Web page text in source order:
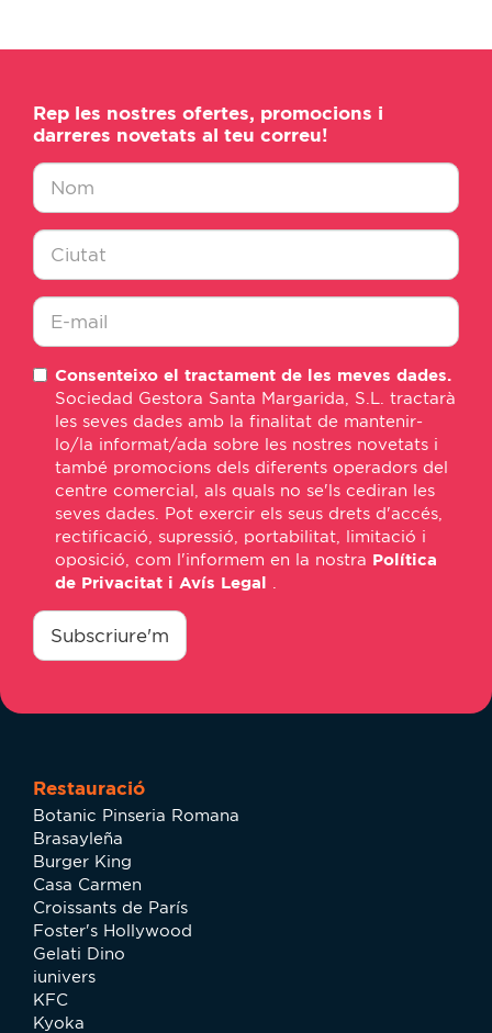
Rep les nostres ofertes, promocions i
darreres novetats al teu correu!
Nombre
Ciudad
mail
Consenteixo el tractament de les meves dades.
Sociedad Gestora Santa Margarida, S.L. tractarà
les seves dades amb la finalitat de mantenir-
lo/la informat/ada sobre les nostres novetats i
també promocions dels diferents operadors del
centre comercial, als quals no se'ls cediran les
seves dades. Pot exercir els seus drets d'accés,
rectificació, supressió, portabilitat, limitació i
oposició, com l'informem en la nostra Política
de Privacitat i Avís Legal
consentimiento
Subscriure'm
Restauració
Botanic Pinseria Romana
Brasayleña
Burger King
Casa Carmen
Croissants de París
Foster's Hollywood
Gelati Dino
iunivers
KFC
Kyoka